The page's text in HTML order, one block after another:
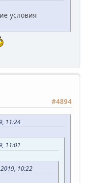
условия
#4894
11:24
11:01
10:22